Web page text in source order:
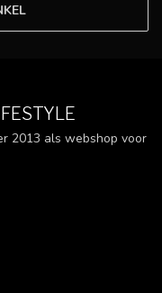
2013 als webshop voor